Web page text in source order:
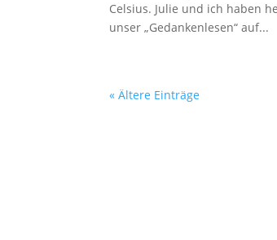
Celsius. Julie und ich haben
unser „Gedankenlesen“ auf...
« Ältere Einträge